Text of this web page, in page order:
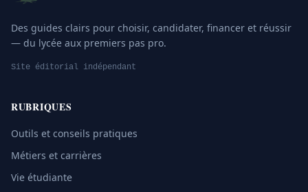
Des guides clairs pour choisir, candidater, financer et réussir
— du lycée aux premiers pas pro.
Site éditorial indépendant
RUBRIQUES
Outils et conseils pratiques
Métiers et carrières
Vie étudiante